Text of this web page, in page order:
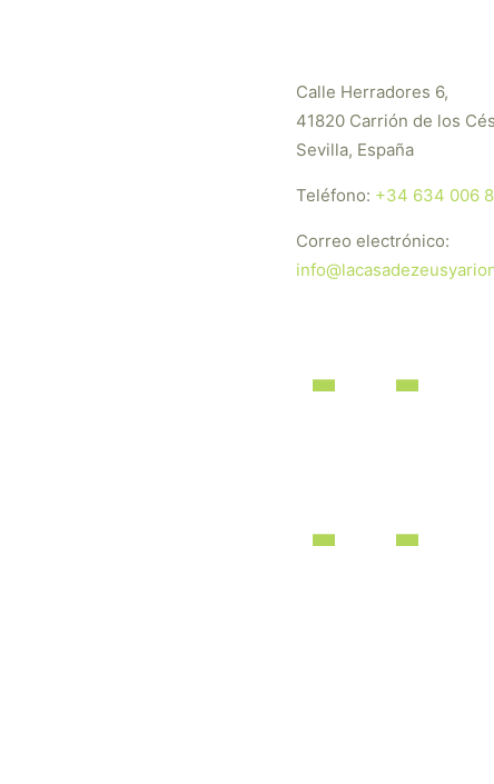
Calle Herradores 6,
41820 Carrión de los
Sevilla, España
Teléfono: +34 634 006
Correo electrónico: